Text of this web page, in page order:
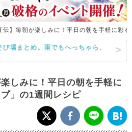
伝】毎朝が楽しみに！平日の朝を手軽に彩
場まとめ。雨でもへっちゃら、
しみに！平日の朝を手軽に
」の1週間レシピ